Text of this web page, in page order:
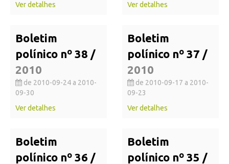
Ver detalhes
Ver detalhes
Boletim
polínico nº 38 /
2010
de 2010-09-24 a 2010-
09-30
Ver detalhes
Boletim
polínico nº 37 /
2010
de 2010-09-17 a 2010-
09-23
Ver detalhes
Boletim
polínico nº 36 /
Boletim
polínico nº 35 /